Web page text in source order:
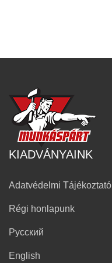
KIADVÁNYAINK
Adatvédelmi Tájékoztató
Régi honlapunk
Русский
English